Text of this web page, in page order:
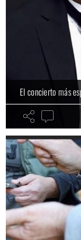
El concierto más